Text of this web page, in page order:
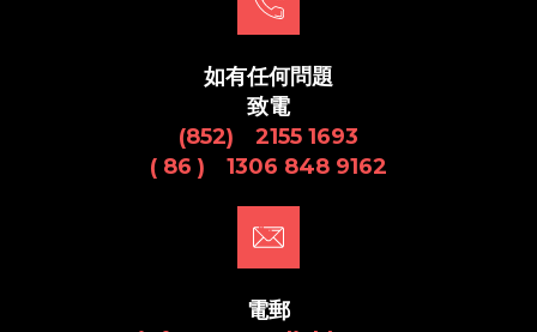
如有任何問題
致電
(852) 2155 1693
( 86 ) 1306 848 9162
電郵